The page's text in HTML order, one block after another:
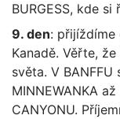
BURGESS, kde
9. den: přijíždíme
Kanadě. Věřte,
světa. V
MINNEWANKA
CANYONU.